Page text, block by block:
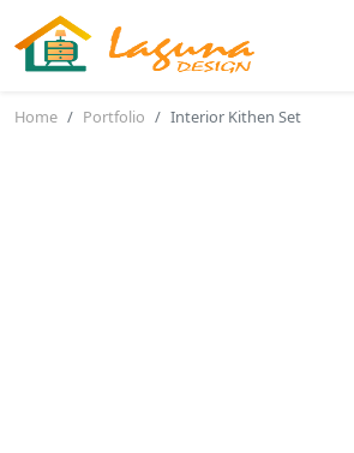
Home Portfolio Interior Kithen Set